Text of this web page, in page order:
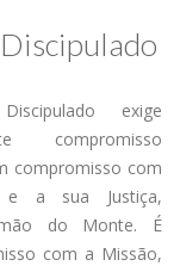
exige
compromisso
compromisso com
a sua Justiça,
do Monte. É
com a Missão,